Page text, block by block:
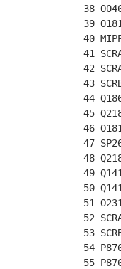
38
39
40
41
42
43
44
45
46
47
48
49
50
51
52
53
54
55